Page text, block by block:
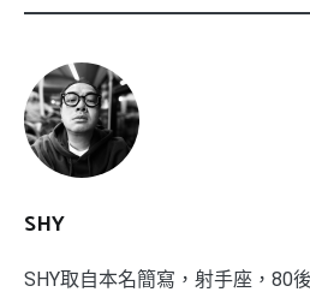
SHY
SHY取自本名簡寫，射手座，80